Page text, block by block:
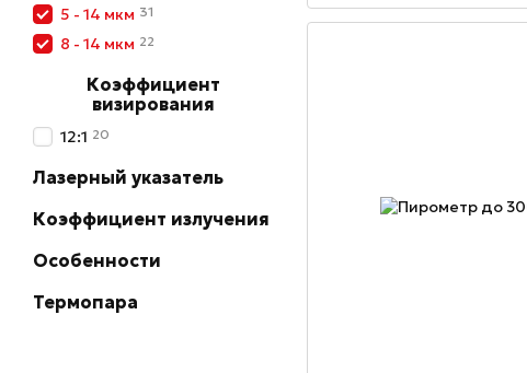
5 - 14 мкм 31
8 - 14 мкм 22
Коэффициент
визирования
12:1 20
Лазерный указатель
Коэффициент излучения
Особенности
Термопара